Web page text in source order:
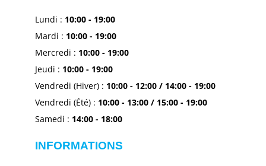
Lundi : 10:00 - 19:00
Mardi : 10:00 - 19:00
Mercredi : 10:00 - 19:00
Jeudi : 10:00 - 19:00
Vendredi (Hiver) : 10:00 - 12:00 / 14:00 - 19:00
Vendredi (Été) : 10:00 - 13:00 / 15:00 - 19:00
Samedi : 14:00 - 18:00
INFORMATIONS